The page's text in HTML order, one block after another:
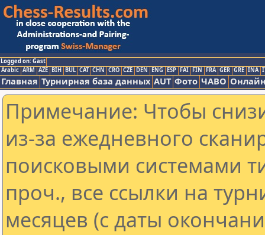
Logged on: Gast
Arabic ARM AZE BIH BUL CAT CHN CRO CZE DEN ENG ESP FAI FIN FRA GER GRE INA
Главная Турнирная база данных AUT Фото ЧАВО
Примечание: Чтобы
из-за ежедневного
поисковыми системами
проч., все ссылки на
месяцев (с даты